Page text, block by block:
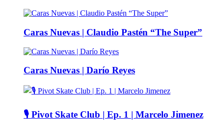
Caras Nuevas | Claudio Pastén “The Super”
Caras Nuevas | Darío Reyes
🎙️ Pivot Skate Club | Ep. 1 | Marcelo Jimenez